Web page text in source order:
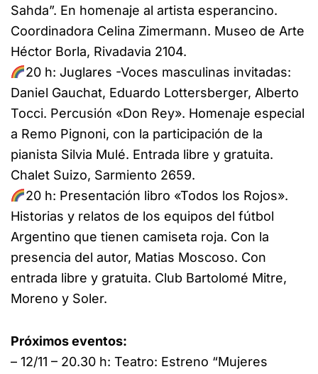
Sahda”. En homenaje al artista esperancino.
Coordinadora Celina Zimermann. Museo de Arte
Héctor Borla, Rivadavia 2104.
20 h: Juglares -Voces masculinas invitadas:
Daniel Gauchat, Eduardo Lottersberger, Alberto
Tocci. Percusión «Don Rey». Homenaje especial
a Remo Pignoni, con la participación de la
pianista Silvia Mulé. Entrada libre y gratuita.
Chalet Suizo, Sarmiento 2659.
20 h: Presentación libro «Todos los Rojos».
Historias y relatos de los equipos del fútbol
Argentino que tienen camiseta roja. Con la
presencia del autor, Matias Moscoso. Con
entrada libre y gratuita. Club Bartolomé Mitre,
Moreno y Soler.
Próximos eventos:
– 12/11 – 20.30 h: Teatro: Estreno “Mujeres